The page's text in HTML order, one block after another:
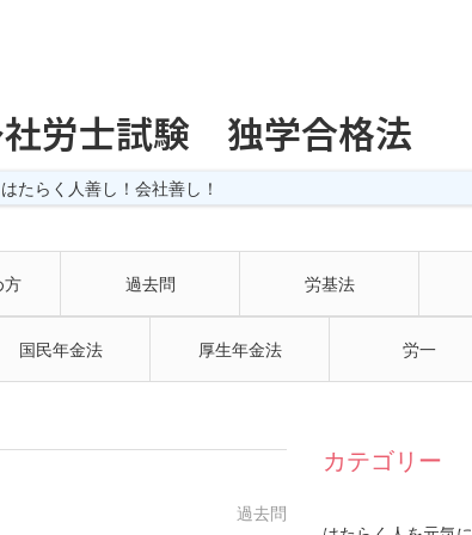
社労士試験 独学合格法
たらく人善し！会社善し！
方 過去問 労基法
国民年金法 厚生年金法 労一
過去問
カテゴリー